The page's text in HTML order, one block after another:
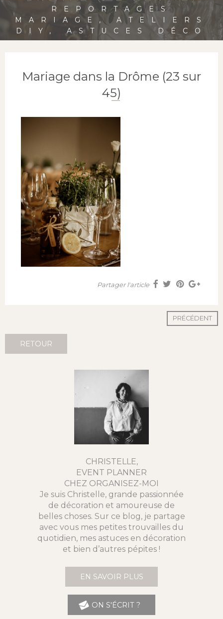
REPORTAGES
MARIAGE, ATELIERS
DIY, ASTUCES DÉCO
Mariage dans la Drôme (23 sur
45)
Partager l'article
PRÉCÉDENT
RETOUR
CHRISTELLE,
EVENT PLANNER
CHEZ ORGANISEZ-MOI
Je suis Christelle, grande passionnée
de décoration et amoureuse de
belles choses. Sur ce blog, je partage
avec vous mes petites trouvailles du
quotidien, mes astuces en décoration
et bien d’autres pépites !
EN SAVOIR PLUS
ON S'ÉCRIT ?